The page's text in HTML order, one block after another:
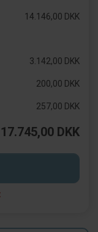
14.146,00 DKK
3.142,00 DKK
200,00 DKK
257,00 DKK
17.745,00 DKK